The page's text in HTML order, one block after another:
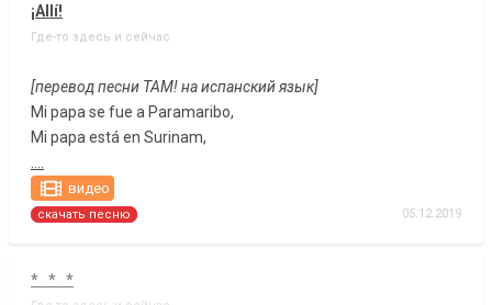
¡Allí!
Где-то здесь и сейчас
[перевод песни ТАМ! на испанский язык]
Mi papa se fue a Paramaribo,
Mi papa está en Surinam,
видео
скачать песню 05.12.2019
* * *